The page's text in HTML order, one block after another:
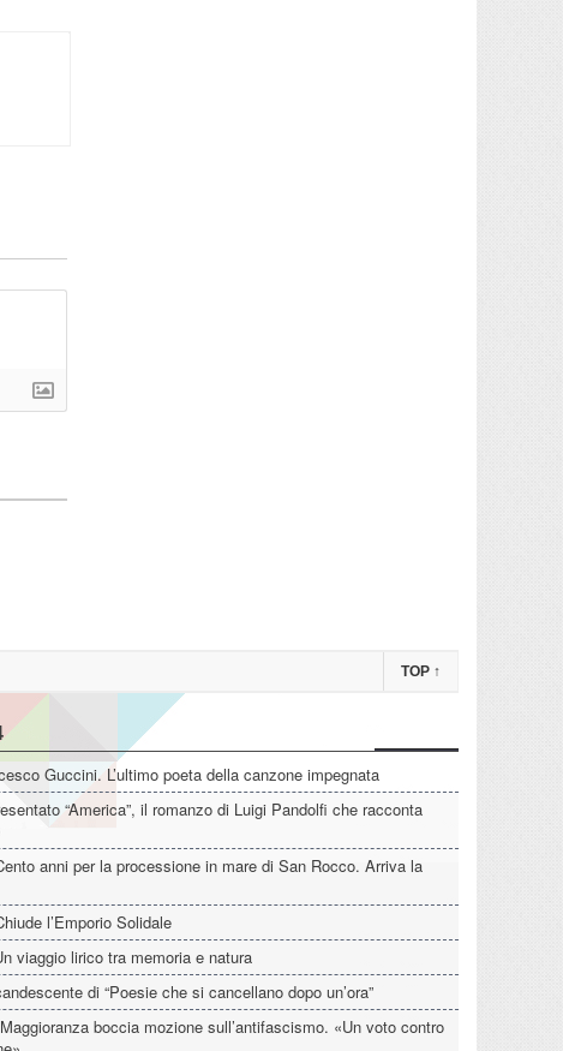
TOP ↑
Guccini. L’ultimo poeta della canzone impegnata
“America”, il romanzo di Luigi Pandolfi che racconta
anni per la processione in mare di San Rocco. Arriva la
l’Emporio Solidale
viaggio lirico tra memoria e natura
di “Poesie che si cancellano dopo un’ora”
boccia mozione sull’antifascismo. «Un voto contro